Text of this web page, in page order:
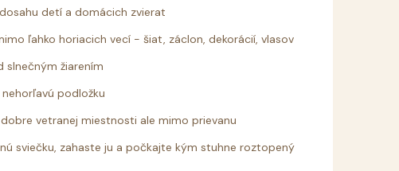
detí a domácich zvierat
ľahko horiacich vecí - šiat, záclon, dekorácií, vlasov
slnečným žiarením
podložku
vetranej miestnosti ale mimo prievanu
sviečku, zahaste ju a počkajte kým stuhne roztopený